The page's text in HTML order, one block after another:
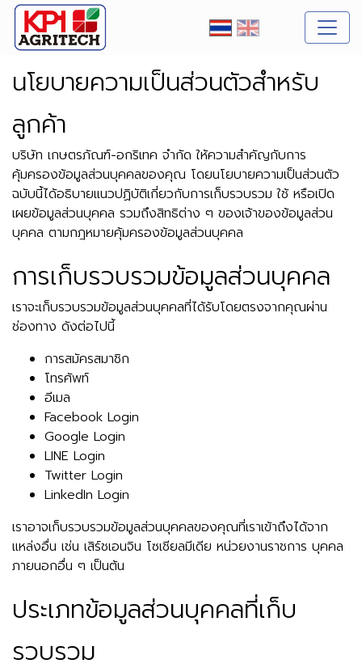
นโยบายความเป็นส่วนตัวสำหรับ
ลูกค้า
บริษัท เกษตรภัณฑ์-อกริเทค จำกัด ให้ความสำคัญกับการ
คุ้มครองข้อมูลส่วนบุคคลของคุณ โดยนโยบายความเป็นส่วนตัว
ฉบับนี้ได้อธิบายแนวปฏิบัติเกี่ยวกับการเก็บรวบรวม ใช้ หรือเปิด
เผยข้อมูลส่วนบุคคล รวมถึงสิทธิต่าง ๆ ของเจ้าของข้อมูลส่วน
บุคคล ตามกฎหมายคุ้มครองข้อมูลส่วนบุคคล
การเก็บรวบรวมข้อมูลส่วนบุคคล
เราจะเก็บรวบรวมข้อมูลส่วนบุคคลที่ได้รับโดยตรงจากคุณผ่าน
ช่องทาง ดังต่อไปนี้
การสมัครสมาชิก
โทรศัพท์
อีเมล
Facebook Login
Google Login
LINE Login
Twitter Login
LinkedIn Login
เราอาจเก็บรวบรวมข้อมูลส่วนบุคคลของคุณที่เราเข้าถึงได้จาก
แหล่งอื่น เช่น เสิร์ชเอนจิน โซเชียลมีเดีย หน่วยงานราชการ บุคคล
ภายนอกอื่น ๆ เป็นต้น
ประเภทข้อมูลส่วนบุคคลที่เก็บ
รวบรวม